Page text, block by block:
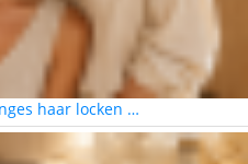
haar locken …